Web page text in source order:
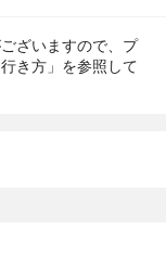
ざいますので、プ
き方」を参照して